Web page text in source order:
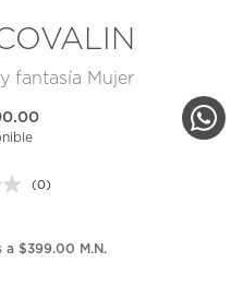
fantasía Mujer
Sin
en
(0)
a $399.00 M.N.